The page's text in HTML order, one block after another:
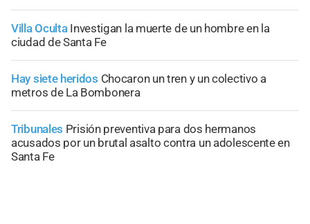
Villa Oculta Investigan la muerte de un hombre en la
ciudad de Santa Fe
Hay siete heridos Chocaron un tren y un colectivo a
metros de La Bombonera
Tribunales Prisión preventiva para dos hermanos
acusados por un brutal asalto contra un adolescente en
Santa Fe